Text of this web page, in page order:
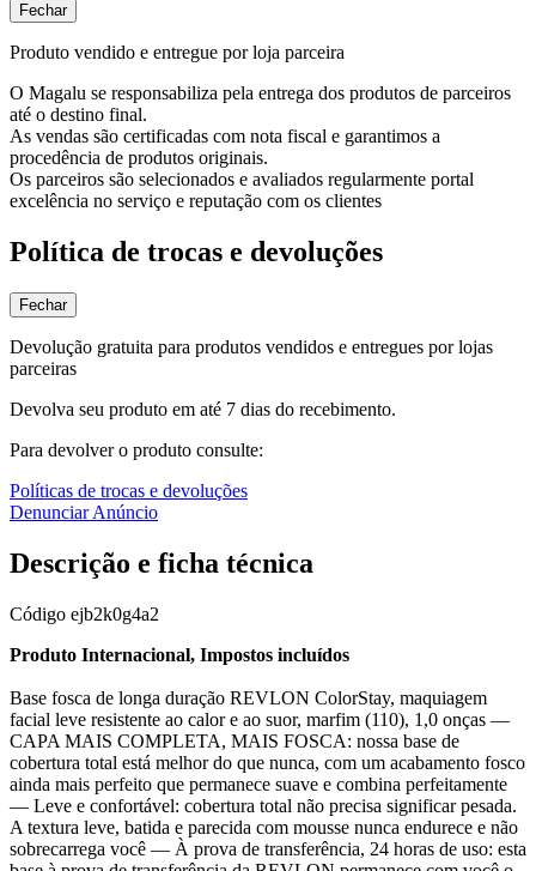
Fechar
Produto vendido e entregue por loja parceira
O Magalu se responsabiliza pela entrega dos produtos de parceiros
até o destino final.
As vendas são certificadas com nota fiscal e garantimos a
procedência de produtos originais.
Os parceiros são selecionados e avaliados regularmente portal
excelência no serviço e reputação com os clientes
Política de trocas e devoluções
Fechar
Devolução gratuita para produtos vendidos e entregues por lojas
parceiras
Devolva seu produto em até 7 dias do recebimento.
Para devolver o produto consulte:
Políticas de trocas e devoluções
Denunciar Anúncio
Descrição e ficha técnica
Código ejb2k0g4a2
Produto Internacional, Impostos incluídos
Base fosca de longa duração REVLON ColorStay, maquiagem
facial leve resistente ao calor e ao suor, marfim (110), 1,0 onças —
CAPA MAIS COMPLETA, MAIS FOSCA: nossa base de
cobertura total está melhor do que nunca, com um acabamento fosco
ainda mais perfeito que permanece suave e combina perfeitamente
— Leve e confortável: cobertura total não precisa significar pesada.
A textura leve, batida e parecida com mousse nunca endurece e não
sobrecarrega você — À prova de transferência, 24 horas de uso: esta